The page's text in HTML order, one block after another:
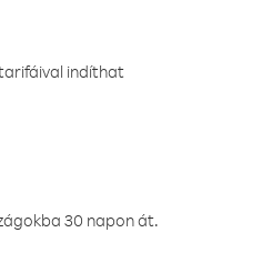
tarifáival indíthat
30 napon át.